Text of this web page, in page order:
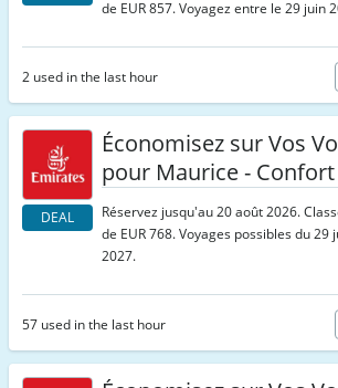
de EUR 857. Voyagez entre le 29 juin
2 used in the last hour
DEAL
Économisez sur Vos
pour Maurice -
Réservez jusqu'au 20 août 2026.
de EUR 768. Voyages possibles du 29
2027.
57 used in the last hour